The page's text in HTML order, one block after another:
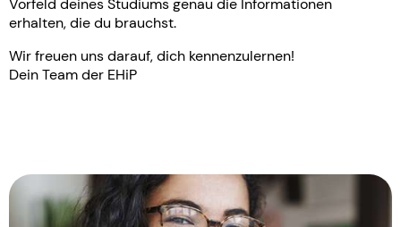
erhalten, die du brauchst.
Wir freuen uns darauf, dich kennenzulernen!
Dein Team der EHiP